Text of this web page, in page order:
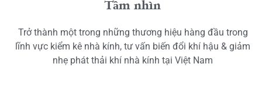
Tầm nhìn
Trở thành một trong những thương hiệu hàng đầu trong
lĩnh vực kiểm kê nhà kính, tư vấn biến đổi khí hậu & giảm
nhẹ phát thải khí nhà kính tại Việt Nam